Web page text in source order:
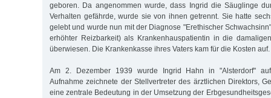
geboren. Da angenommen wurde, dass Ingrid die Säuglinge
Verhalten gefährde, wurde sie von ihnen getrennt. Sie hatte
gelebt und wurde nun mit der Diagnose "Erethischer
erhöhter Reizbarkeit) als Krankenhauspatientin in die
überwiesen. Die Krankenkasse ihres Vaters kam für die Kosten auf.
Am 2. Dezember 1939 wurde Ingrid Hahn in "Alsterdorf"
Aufnahme zeichnete der Stellvertreter des ärztlichen Direktors,
eine zentrale Bedeutung in der Umsetzung der